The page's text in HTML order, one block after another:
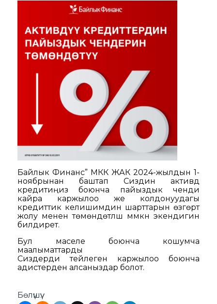
Байлык Финанс” МКК ЖАК 2024-жылдын 1-
ноябрынан баштап Сиздин активдүү
кредитиңиз боюнча пайыздык ченди
кайра каржылоо же колдонуудагы
кредиттик келишимдин шарттарын өзгөртүү
жолу менен төмөндөтүлүшү мүмкүн экендигин
билдирет.
Бул маселе боюнча кошумча
маалыматтарды
Сиздерди тейлеген каржылоо боюнча
адистерден алсаныздар болот.
Бөлүшүү: